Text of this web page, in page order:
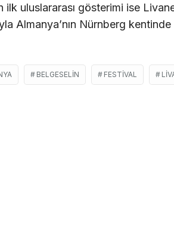
ilk uluslararası gösterimi ise
Almanya’nın Nürnberg
BELGESELIN FESTIVAL